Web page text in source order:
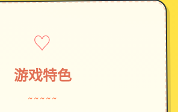
♡
游戏特色
~~~~~